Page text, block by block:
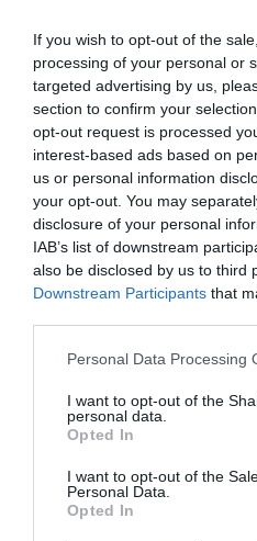
If you wish to opt-out of the
processing of your personal or
targeted advertising by us,
section to confirm your
opt-out request is processed
interest-based ads based on
us or personal information
your opt-out. You may
disclosure of your personal
IAB’s list of downstream
also be disclosed by us to third
Downstream Participants that
Personal Data Processing
I want to opt-out of the
personal data.
Opted In
I want to opt-out of the
Personal Data.
Opted In
uszczelką NBR.
Bądź zawsze o
Otrzymuj ekskluzywne
ekspertów i ciekawe fakty ze
swojej
Zapisz się do naszego
ochrony danych osobowych .
Kupiectwo